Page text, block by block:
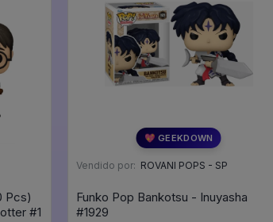
Pcs)
#179 Limited Edition - Harry Potter #1
💖 GEEKDOWN
Vendido por: ROVANI POPS - SP
Funko Pop Bankotsu - Inuyasha
#1929